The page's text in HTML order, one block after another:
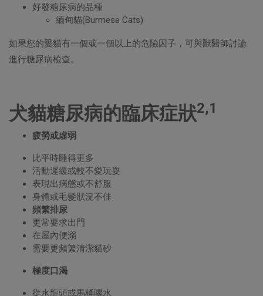
好發糖尿病的品種
緬甸貓(Burmese Cats)
如果您的愛貓有一個或一個以上的危險因子，可與獸醫師討論
進行糖尿病檢查。
犬貓糖尿病的臨床症狀2,1
疲勞或虛弱
比平時睡得更多
活動遲緩或較不愛玩耍
表現出病態或不舒服
身體或毛髮狀況不佳
頻繁排尿
更常要求出門
在屋內便溺
需要更頻繁清潔貓砂
極度口渴
從水龍頭或馬桶喝水